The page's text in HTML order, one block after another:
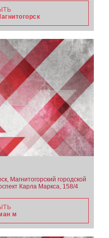
Магнитогорский городской
Карла Маркса, 158/4
м